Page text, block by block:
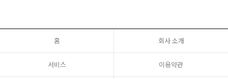
홈 회사 소개
서비스 이용약관